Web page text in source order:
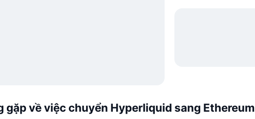
về việc chuyển Hyperliquid sang Ethereum